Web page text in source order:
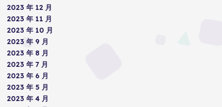
2023 年 12 月
2023 年 11 月
2023 年 10 月
2023 年 9 月
2023 年 8 月
2023 年 7 月
2023 年 6 月
2023 年 5 月
2023 年 4 月